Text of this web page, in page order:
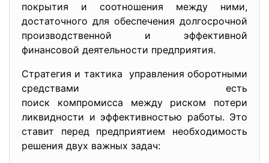
покрытия и соотношения между ними,
достаточного для обеспечения долгосрочной
производственной и эффективной
финансовой деятельности предприятия.
Стратегия и тактика управления оборотными
средствами есть
поиск компромисса между риском потери
ликвидности и эффективностью работы. Это
ставит перед предприятием необходимость
решения двух важных задач: